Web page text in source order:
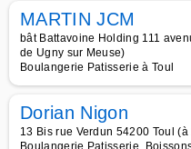
MARTIN JCM
bât Battavoine Holding 111
de Ugny sur Meuse)
Boulangerie Patisserie à Toul
Dorian Nigon
13 Bis rue Verdun 54200 Toul
Boulangerie Patisserie,